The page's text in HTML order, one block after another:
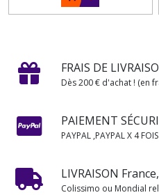
FRAIS DE
Dès 200 € d'achat ! (en
PAIEMENT
PAYPAL ,PAYPAL X 4
LIVRAISON
Colissimo ou Mondial